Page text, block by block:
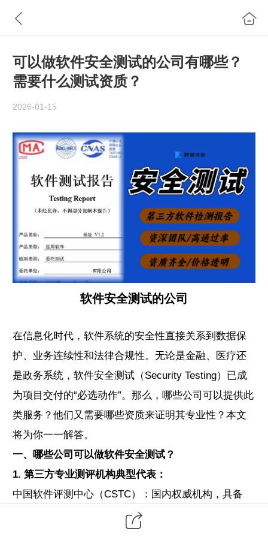
可以做软件安全测试的公司有哪些？
需要什么测试资质？
2026-01-15
软件安全测试的公司
在信息化时代， 软件系统的安全性直接关系到数据保
护、业务连续性和法律合规性。无论是金融、医疗还
是政务系统，软件安全测试（Security Testing）已成
为项目交付的“必选动作”。那么，哪些公司可以提供此
类服务？他们又需要哪些资质来证明其专业性？本文
将为你一一解答。
一、哪些公司可以做软件安全测试？
1. 第三方专业测评机构典型代表：
中国软件评测中心（CSTC）：国内权威机构，具备